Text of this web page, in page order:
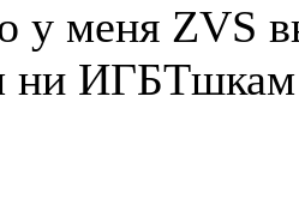
у меня ZVS
ни ИГБТшкам